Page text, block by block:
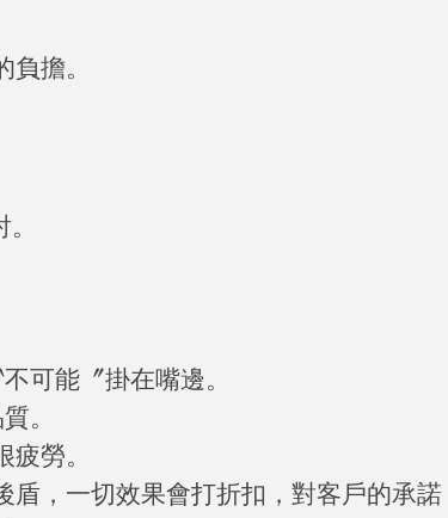
擔。
可能〞掛在嘴邊。
。
勞。
盾，一切效果會打折扣，對客戶的承諾